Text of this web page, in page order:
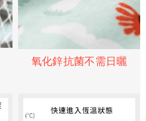
氧化鋅抗菌不需日曬